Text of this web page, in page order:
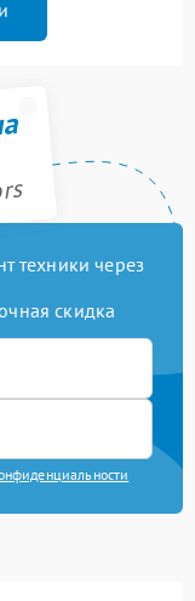
техники через
скидка